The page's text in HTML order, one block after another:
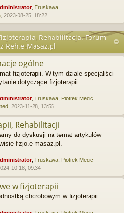
, Truskawa
, 2023-08-25, 18:22
Rehabilitacja. Forum
Reh.e-Masaz.pl
ogólne
fizjoterapii. W tym dziale specjaliści
dotyczące fizjoterapii.
, Truskawa Piotrek Medic
, 2023-11-28, 13:55
Rehabilitacji
do dyskusji na temat artykułów
fizjo.e-masaz.pl.
, Truskawa Piotrek Medic
10-18, 09:34
w fizjoterapii
chorobowym w fizjoterapii.